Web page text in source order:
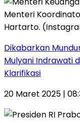
Dikabarkan
Mulyani Indrawati
Klarifikasi
20 Maret 2025 |